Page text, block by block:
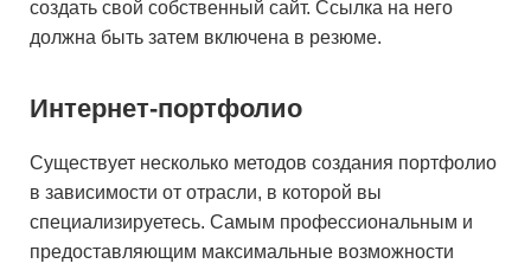
создать свой собственный сайт. Ссылка на него
должна быть затем включена в резюме.
Интернет-портфолио
Существует несколько методов создания портфолио
в зависимости от отрасли, в которой вы
специализируетесь. Самым профессиональным и
предоставляющим максимальные возможности